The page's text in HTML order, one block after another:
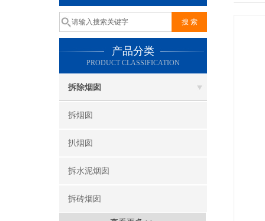
产品分类
PRODUCT CLASSIFICATION
拆除烟囱
拆烟囱
扒烟囱
拆水泥烟囱
拆砖烟囱